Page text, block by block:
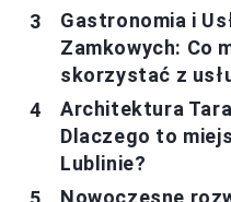
Gastronomia i
Zamkowych: Co
skorzystać z
Architektura
Dlaczego to
Lublinie?